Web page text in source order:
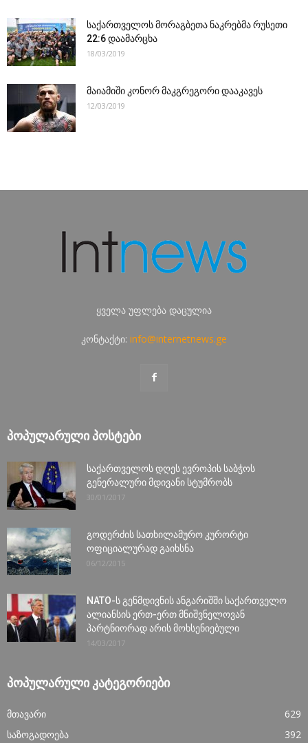
საქართველოს მორაგბეთა ნაკრებმა რუსეთი
22:6 დაამარცხა
18/03/2019
მაიამიში კონორ მაკგრეგორი დააკავეს
12/03/2019
ყველა უფლება დაცულია
კონტაქტი: info@internetnews.ge
ᲞᲝᲞᲣᲚᲐᲠᲣᲚᲘ ᲞᲝᲡᲢᲔᲑᲘ
საქართველოს დღეს ევროპის საბჭოს
გენერალური მდივანი სტუმრობს
30/01/2017
გოდერძის სათხილამურო კურორტი
ოფიციალურად გაიხსნა
06/12/2015
NATO-ს გენმდივნის ანგარიშში საქართველო
ალიანსის ერთ-ერთ მნიშვნელოვან
პარტნიორად არის მოხსენიებული
14/03/2017
ᲞᲝᲞᲣᲚᲐᲠᲣᲚᲘ ᲙᲐᲢᲔᲒᲝᲠᲘᲔᲑᲘ
მთავარი
629
საზოგადოება
392